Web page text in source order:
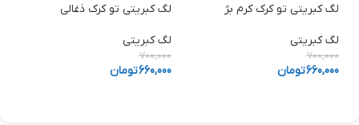
لگ کبریتی تو کرک کرم بژ
لگ کبریتی
700,000
660,000تومان
لگ کبریتی تو کرک ذغالی
لگ کبریتی
700,000
660,000تومان